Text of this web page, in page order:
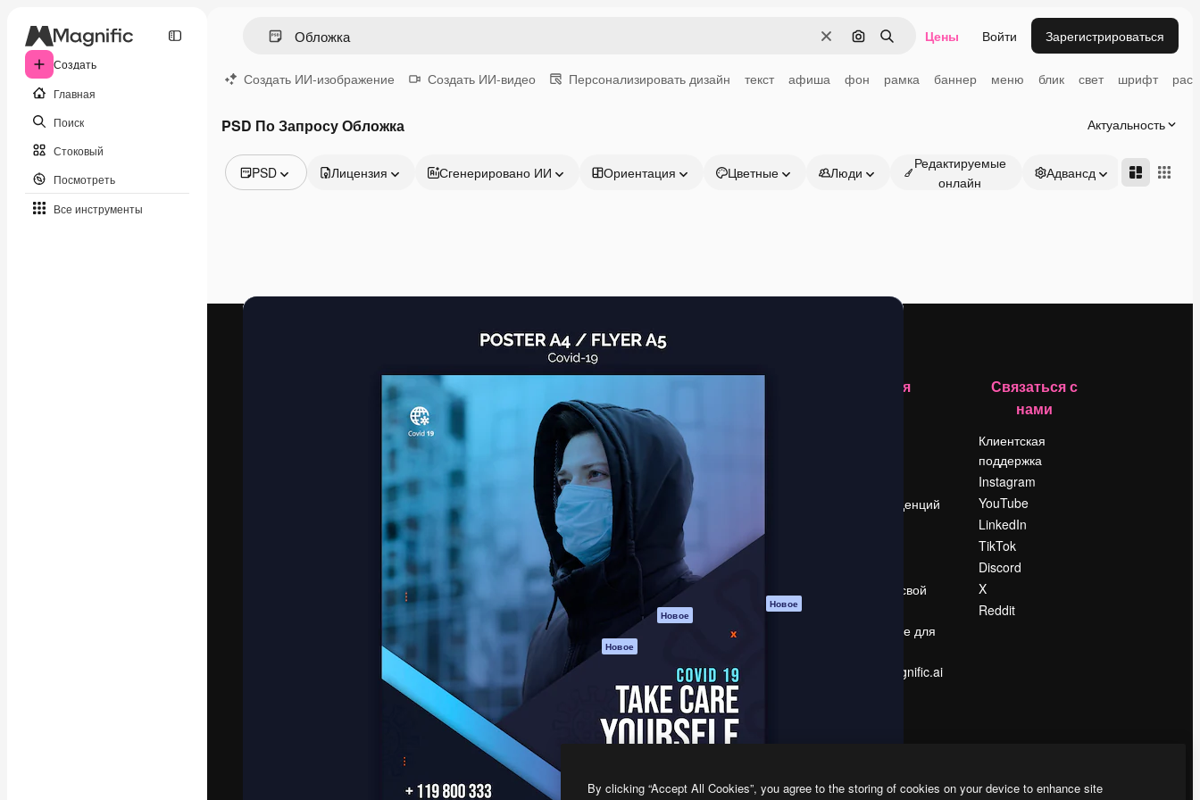
Создать
Главная
Поиск
Стоковый
Посмотреть
Все инструменты
ОчиститьПоиск по изображению
Поиск Цены Войти Зарегистрироваться
Создать ИИ-изображение Создать ИИ-видео Персонализировать дизайн текст афиша фон рамка баннер меню блик свет шрифт
PSD По Запросу Обложка Актуальность
PSD
Видео
Лицензия Сгенерировано ИИ Ориентация Цветные Люди
Редактируемые
онлайн
Адвансд
Креативная платформа для создания
ваших лучших работ. Более 1 миллиона
подписчиков среди креаторов,
предприятий, агентств и студий.
Spaces
ИИ-помощник
Генератор
изображений ИИ
Генератор видео
ИИ
Генератор голоса
на основе ИИ
Стоковый контент
MCP для
Claude/ChatGPT
Новое
Агенты Новое
API
Мобильное
приложение
Все инструменты
положения
Политика
конфиденциальности
Новое
cookie
Центр доверия
Партнеры
Предприятие
Компания
Поиск тенденций
Продайте свой
Помещение для
Ищете magnific.ai
Связаться с
нами
Клиентская
поддержка
Instagram
YouTube
LinkedIn
TikTok
Discord
X
Reddit
By clicking “Accept All Cookies”, you agree to the storing of cookies on your device to enhance site